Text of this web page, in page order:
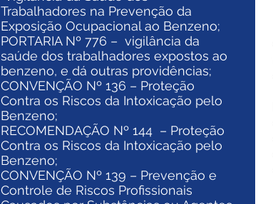
Trabalhadores na Prevenção da
Exposição Ocupacional ao Benzeno;​
PORTARIA Nº 776 – vigilância da
saúde dos trabalhadores expostos ao
benzeno, e dá outras providências;​
CONVENÇÃO Nº 136 – Proteção
Contra os Riscos da Intoxicação pelo
Benzeno;​
RECOMENDAÇÃO Nº 144 – Proteção
Contra os Riscos da Intoxicação pelo
Benzeno;​
CONVENÇÃO Nº 139 – Prevenção e
Controle de Riscos Profissionais